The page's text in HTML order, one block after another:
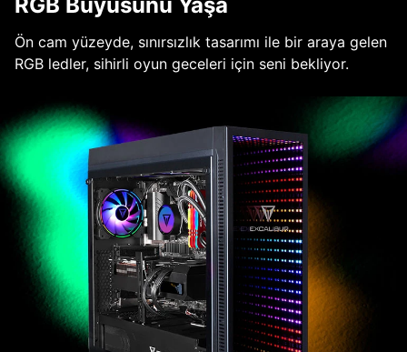
Ön cam yüzeyde, sınırsızlık tasarımı ile bir araya gelen
RGB ledler, sihirli oyun geceleri için seni bekliyor.